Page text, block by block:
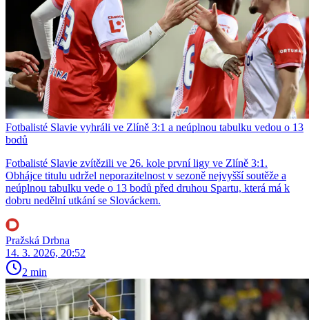
Fotbalisté Slavie vyhráli ve Zlíně 3:1 a neúplnou tabulku vedou o 13
bodů
Fotbalisté Slavie zvítězili ve 26. kole první ligy ve Zlíně 3:1.
Obhájce titulu udržel neporazitelnost v sezoně nejvyšší soutěže a
neúplnou tabulku vede o 13 bodů před druhou Spartu, která má k
dobru nedělní utkání se Slováckem.
Pražská Drbna
14. 3. 2026, 20:52
2 min